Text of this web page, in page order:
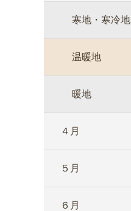
寒地・寒冷地
温暖地
暖地
４月
５月
６月